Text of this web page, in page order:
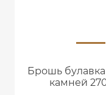
Брошь
камней